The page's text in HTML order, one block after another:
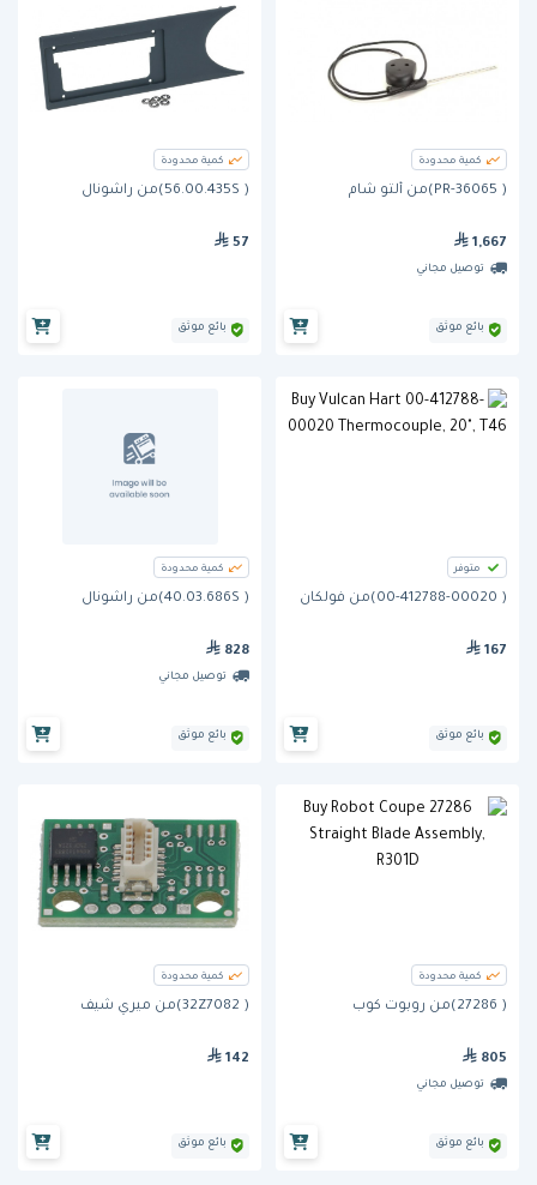
كمية محدودة
( PR-36065)من ألتو شام
1,667
توصيل مجاني
بائع موثق
كمية محدودة
( 56.00.435S)من راشونال
57
بائع موثق
متوفر
( 00-412788-00020)من فولكان
167
بائع موثق
كمية محدودة
( 40.03.686S)من راشونال
828
توصيل مجاني
بائع موثق
كمية محدودة
( 27286)من روبوت كوب
805
توصيل مجاني
بائع موثق
كمية محدودة
( 32Z7082)من ميري شيف
142
بائع موثق